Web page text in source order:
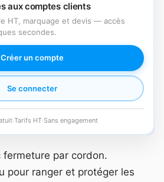
aux comptes clients
HT, marquage et devis — accès
secondes.
Créer un compte
Se connecter
·Tarifs HT·Sans engagement
fermeture par cordon.
pour ranger et protéger les